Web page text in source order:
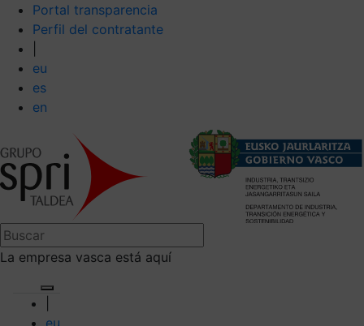
Portal transparencia
Perfil del contratante
eu
es
en
La empresa vasca está aquí
eu